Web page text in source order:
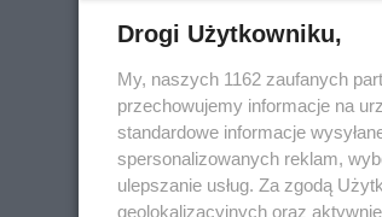
Drogi Użytkowniku,
My, naszych 1162 zaufanych
przechowujemy informacje na
standardowe informacje
spersonalizowanych reklam,
ulepszanie usług. Za zgodą
geolokalizacyjnych oraz